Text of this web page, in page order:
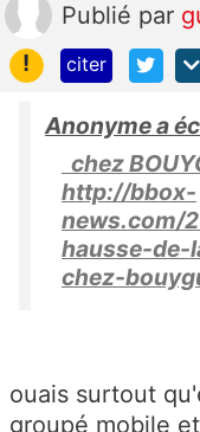
Publié par
!
citer
Anonyme a
chez
http://bbox-
news.com/
hausse-
chez-
ouais surtout
groupé mobile